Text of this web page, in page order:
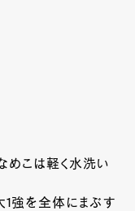
めこは軽く水洗い
強を全体にまぶす